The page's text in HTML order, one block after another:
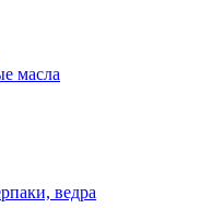
масла
ведра